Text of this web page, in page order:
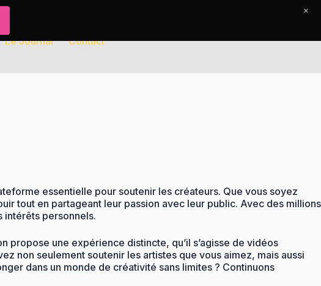
Le Journal Contact
essentielle pour soutenir les créateurs. Que vous soyez
tout en partageant leur passion avec leur public. Avec des millions
intérêts personnels.
propose une expérience distincte, qu’il s’agisse de vidéos
non seulement soutenir les artistes que vous aimez, mais aussi
dans un monde de créativité sans limites ? Continuons
×